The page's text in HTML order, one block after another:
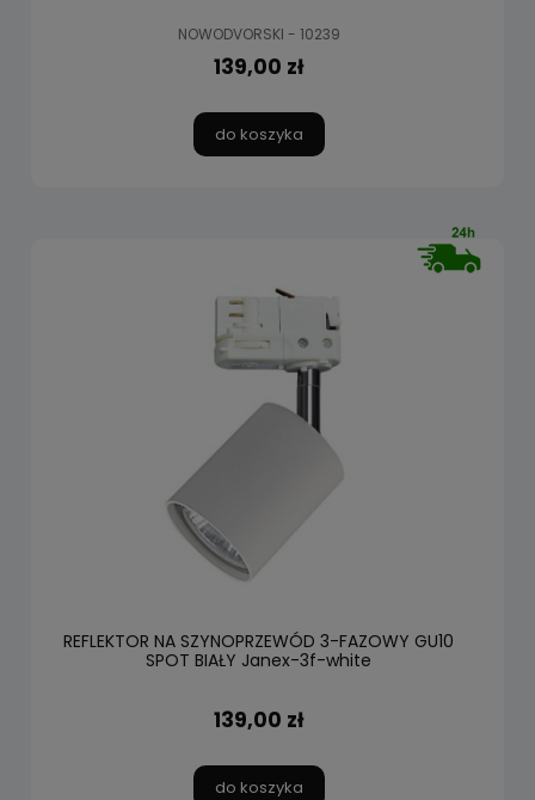
NOWODVORSKI - 10239
139,00 zł
do koszyka
REFLEKTOR NA SZYNOPRZEWÓD 3-FAZOWY GU10
SPOT BIAŁY Janex-3f-white
139,00 zł
do koszyka